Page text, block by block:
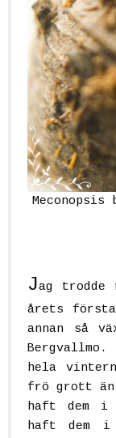
Jag
årets
annan så
hela
frö grott än
haft dem i
haft dem i